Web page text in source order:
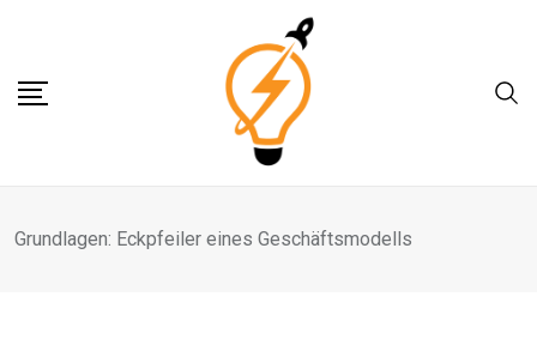
content
Grundlagen: Eckpfeiler eines Geschäftsmodells